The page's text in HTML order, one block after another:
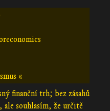
«
finanční trh; bez zásahů
souhlasím, že určitě